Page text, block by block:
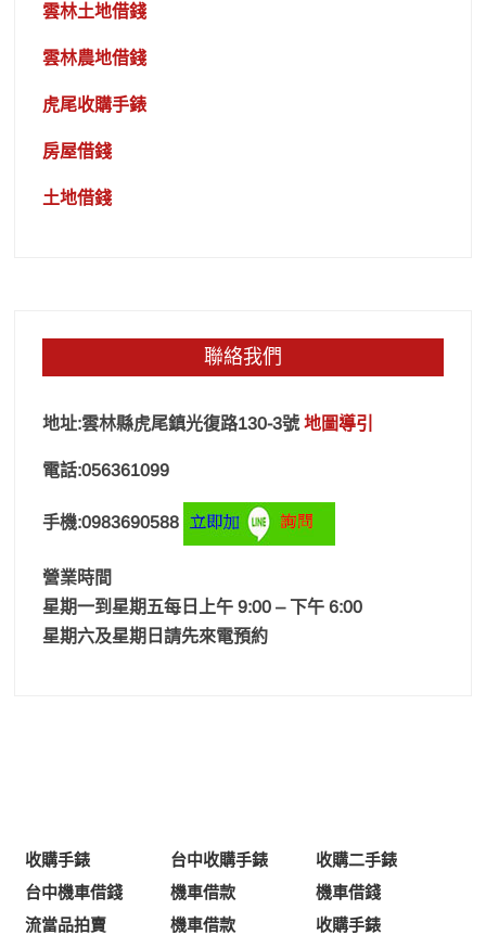
雲林土地借錢
雲林農地借錢
虎尾收購手錶
房屋借錢
土地借錢
聯絡我們
地址:雲林縣虎尾鎮光復路130-3號地圖導引
電話:056361099
手機:0983690588
營業時間
星期一到星期五每日上午 9:00 – 下午 6:00
星期六及星期日請先來電預約
收購手錶 台中收購手錶
收購二手錶
台中機車借錢
機車借款
機車借錢
流當品拍賣
機車借款
收購手錶